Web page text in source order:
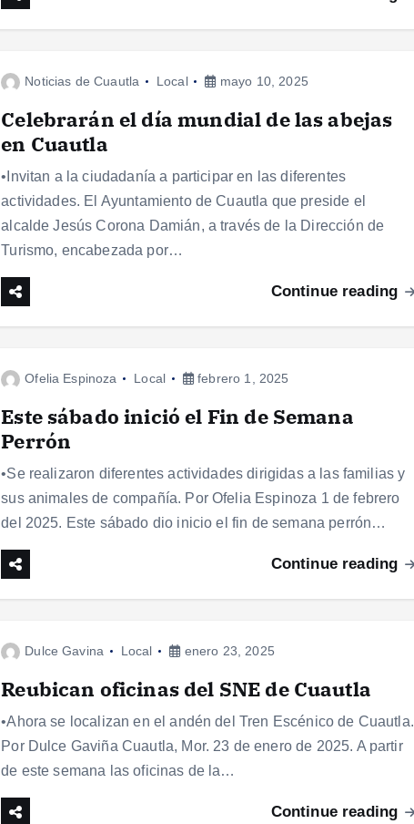
Noticias de Cuautla Local mayo 10, 2025
Celebrarán el día mundial de las abejas
en Cuautla
•Invitan a la ciudadanía a participar en las diferentes
actividades. El Ayuntamiento de Cuautla que preside el
alcalde Jesús Corona Damián, a través de la Dirección de
Turismo, encabezada por…
Continue reading
Ofelia Espinoza Local febrero 1, 2025
Este sábado inició el Fin de Semana
Perrón
•Se realizaron diferentes actividades dirigidas a las familias y
sus animales de compañía. Por Ofelia Espinoza 1 de febrero
del 2025. Este sábado dio inicio el fin de semana perrón…
Continue reading
Dulce Gavina Local enero 23, 2025
Reubican oficinas del SNE de Cuautla
•Ahora se localizan en el andén del Tren Escénico de Cuautla.
Por Dulce Gaviña Cuautla, Mor. 23 de enero de 2025. A partir
de este semana las oficinas de la…
Continue reading